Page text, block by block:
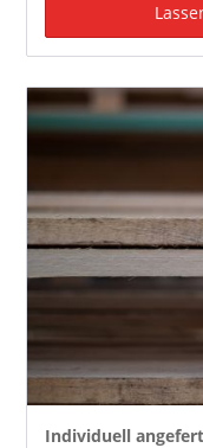
Individuell